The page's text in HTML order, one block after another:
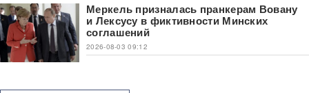
Меркель призналась пранкерам Вовану
и Лексусу в фиктивности Минских
соглашений
2026-08-03 09:12